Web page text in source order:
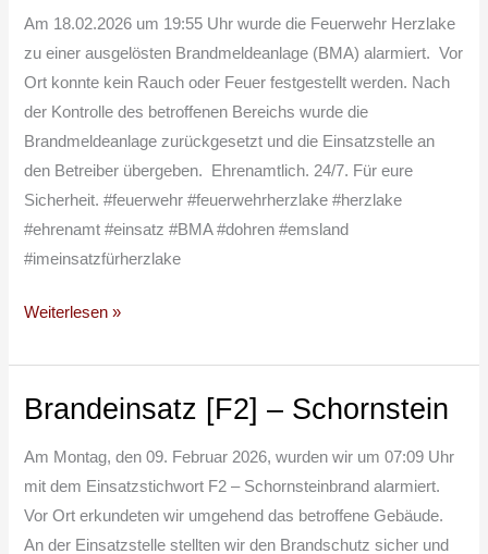
Am 18.02.2026 um 19:55 Uhr wurde die Feuerwehr Herzlake
zu einer ausgelösten Brandmeldeanlage (BMA) alarmiert. Vor
Ort konnte kein Rauch oder Feuer festgestellt werden. Nach
der Kontrolle des betroffenen Bereichs wurde die
Brandmeldeanlage zurückgesetzt und die Einsatzstelle an
den Betreiber übergeben. Ehrenamtlich. 24/7. Für eure
Sicherheit. #feuerwehr #feuerwehrherzlake #herzlake
#ehrenamt #einsatz #BMA #dohren #emsland
#imeinsatzfürherzlake
Brandmeldeanlage
Weiterlesen »
Brandeinsatz [F2] – Schornstein
Am Montag, den 09. Februar 2026, wurden wir um 07:09 Uhr
mit dem Einsatzstichwort F2 – Schornsteinbrand alarmiert.
Vor Ort erkundeten wir umgehend das betroffene Gebäude.
An der Einsatzstelle stellten wir den Brandschutz sicher und
Brandeinsatz
–
Schornstein